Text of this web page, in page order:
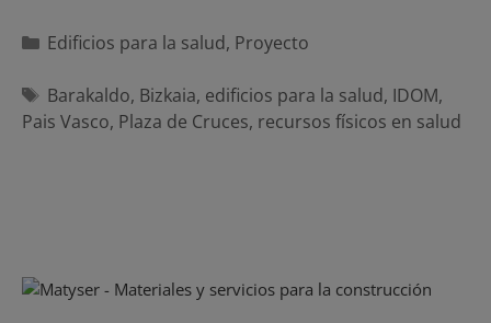
Categorías
Edificios para la salud, Proyecto
Etiquetas
Barakaldo, Bizkaia, edificios para la salud, IDOM,
Pais Vasco, Plaza de Cruces, recursos físicos en salud